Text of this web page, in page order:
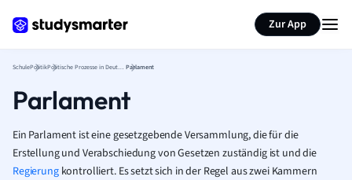
Zur App
SchulePolitik Politische Prozesse in Deutschland Parlament
Parlament
Ein Parlament ist eine gesetzgebende Versammlung, die für die
Erstellung und Verabschiedung von Gesetzen zuständig ist und die
Regierungkontrolliert. Es setzt sich in der Regel aus zwei Kammern
Seite zusammenfassen